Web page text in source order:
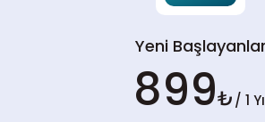
Yeni Başlayanlar
899₺/ 1